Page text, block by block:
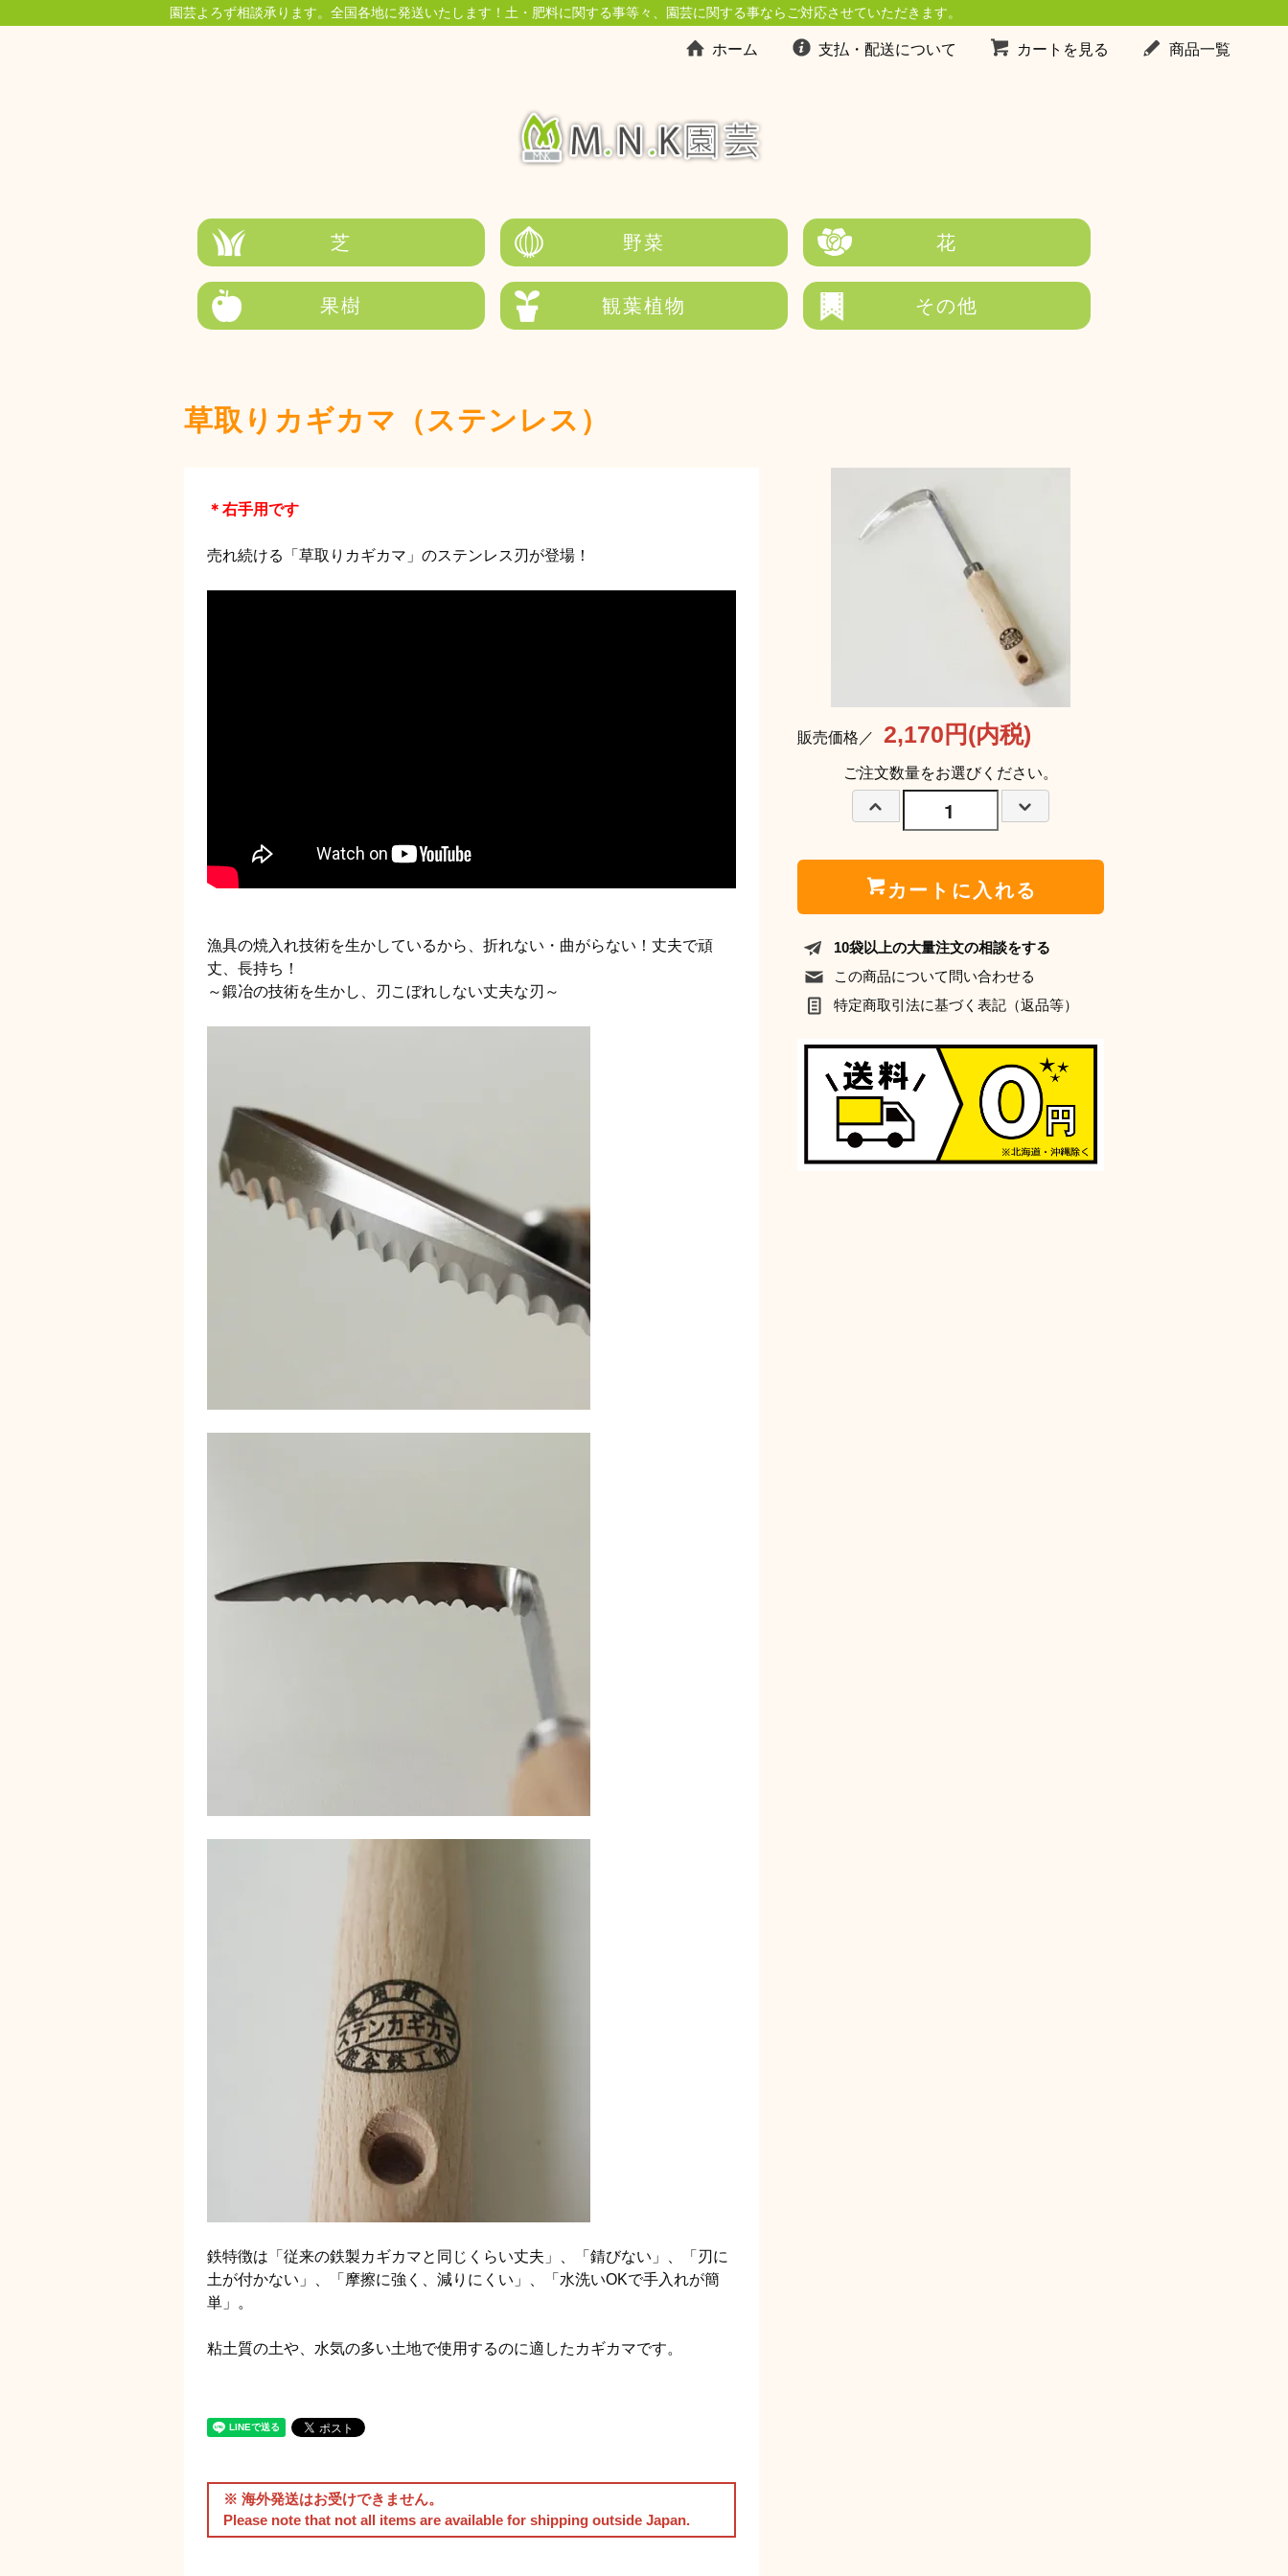
園芸よろず相談承ります。全国各地に発送いたします！土・肥料に関する事等々、園芸に関する事ならご対応させていただきます。
ホーム 支払・配送について カートを見る 商品一覧
芝 野菜 花
果樹 観葉植物 その他
草取りカギカマ（ステンレス）
＊右手用です
売れ続ける「草取りカギカマ」のステンレス刃が登場！
漁具の焼入れ技術を生かしているから、折れない・曲がらない！丈夫で頑
丈、長持ち！
～鍛冶の技術を生かし、刃こぼれしない丈夫な刃～
鉄特徴は「従来の鉄製カギカマと同じくらい丈夫」、「錆びない」、「刃に
土が付かない」、「摩擦に強く、減りにくい」、「水洗いOKで手入れが簡
単」。
粘土質の土や、水気の多い土地で使用するのに適したカギカマです。
※ 海外発送はお受けできません。
Please note that not all items are available for shipping outside Japan.
販売価格／ 2,170円(内税)
ご注文数量をお選びください。
カートに入れる
10袋以上の大量注文の相談をする
この商品について問い合わせる
特定商取引法に基づく表記（返品等）